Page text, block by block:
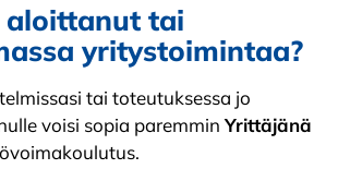
aloittanut tai
yritystoimintaa?
tai toteutuksessa jo
voisi sopia paremminYrittäjänä